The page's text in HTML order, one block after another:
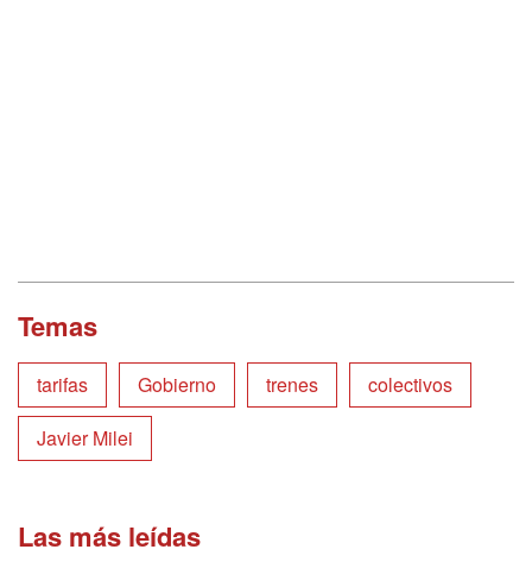
Temas
tarifas Gobierno trenes
colectivos
Javier Milei
Las más leídas